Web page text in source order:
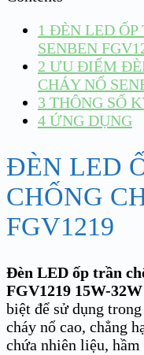
1 ĐÈN LED ỐP
SENBEN
2 ƯU ĐIỂM
CHÁY NỔ
3 THÔNG SỐ
4 ỨNG DỤNG
ĐÈN LED
CHỐNG
FGV1219
Đèn LED ốp trần
FGV1219 15W-32W
biệt để sử dụng
cháy nổ cao, chẳng
chứa nhiên liệu,